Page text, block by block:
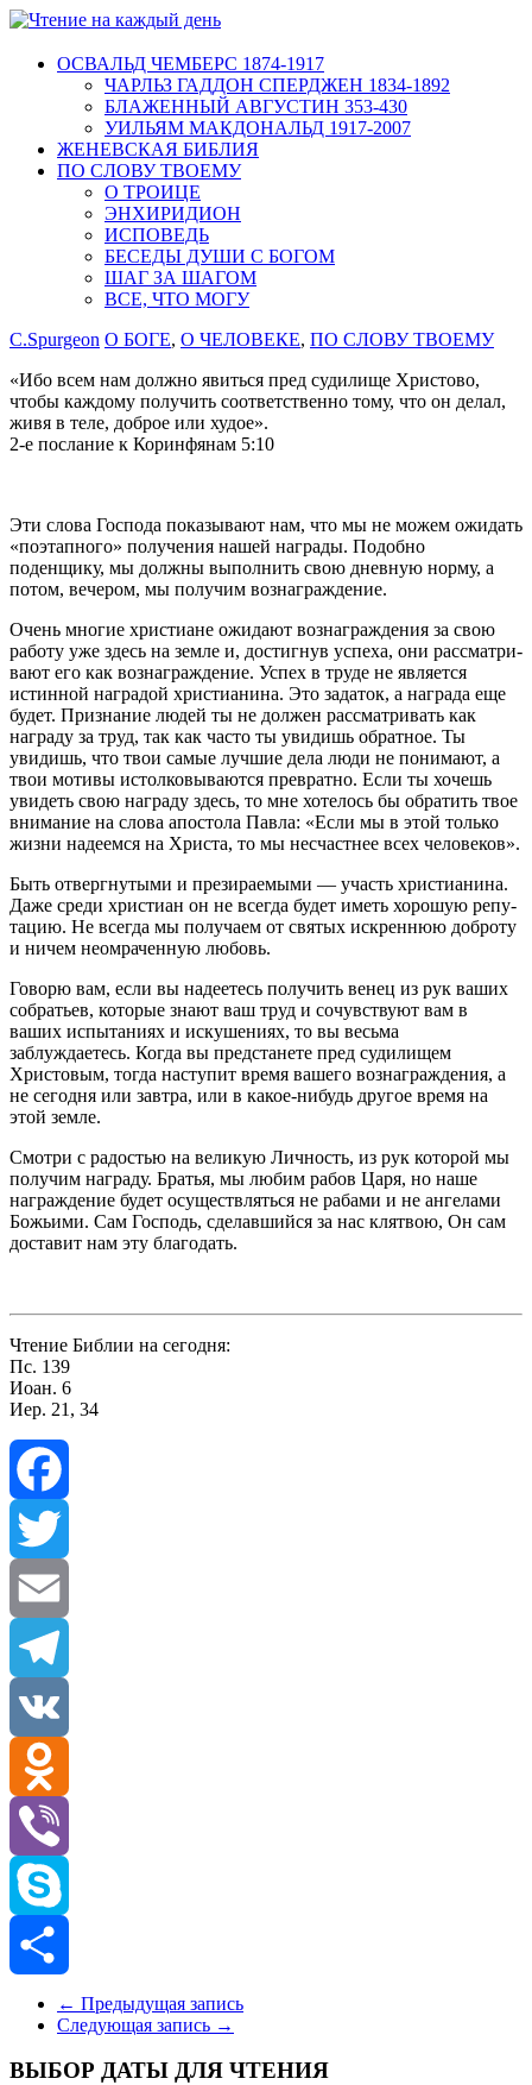
ОСВАЛЬД ЧЕМБЕРС 1874-1917
ЧАРЛЬЗ ГАДДОН СПЕРДЖЕН 1834-1892
БЛАЖЕННЫЙ АВГУСТИН 353-430
УИЛЬЯМ МАКДОНАЛЬД 1917-2007
ЖЕНЕВСКАЯ БИБЛИЯ
ПО СЛОВУ ТВОЕМУ
О ТРОИЦЕ
ЭНХИРИДИОН
ИСПОВЕДЬ
БЕСЕДЫ ДУШИ С БОГОМ
ШАГ ЗА ШАГОМ
ВСЕ, ЧТО МОГУ
C.Spurgeon О БОГЕ, О ЧЕЛОВЕКЕ, ПО СЛОВУ ТВОЕМУ
«Ибо всем нам должно явиться пред судилище Христово,
чтобы каждому получить соответственно тому, что он делал,
живя в теле, доброе или худое».
2-е послание к Коринфянам 5:10
Эти слова Господа показывают нам, что мы не можем ожидать
«поэтапного» получения нашей награды. Подобно
поденщику, мы должны выполнить свою дневную норму, а
потом, вечером, мы получим вознаграждение.
Очень многие христиане ожидают вознаграждения за свою
работу уже здесь на земле и, достигнув успеха, они рассматри­
вают его как вознаграждение. Успех в труде не является
истин­ной наградой христианина. Это задаток, а награда еще
будет. Признание людей ты не должен рассматривать как
награду за труд, так как часто ты увидишь обратное. Ты
увидишь, что твои самые лучшие дела люди не понимают, а
твои мотивы истолковываются превратно. Если ты хочешь
увидеть свою награду здесь, то мне хотелось бы обратить твое
внимание на слова апостола Павла: «Если мы в этой только
жизни надеемся на Христа, то мы несчастнее всех человеков».
Быть отвергнутыми и презираемыми — участь христианина.
Даже среди христиан он не всегда будет иметь хорошую репу­
тацию. Не всегда мы получаем от святых искреннюю доброту
и ничем неомраченную любовь.
Говорю вам, если вы надеетесь получить венец из рук ваших
собратьев, которые знают ваш труд и сочувствуют вам в
ваших испытаниях и искушениях, то вы весьма
заблуждаетесь. Когда вы предстанете пред судилищем
Христовым, тогда наступит время вашего вознаграждения, а
не сегодня или завтра, или в какое-нибудь другое время на
этой земле.
Смотри с радостью на великую Личность, из рук которой мы
получим награду. Братья, мы любим рабов Царя, но наше
награждение будет осуществляться не рабами и не ангелами
Божьими. Сам Господь, сделавшийся за нас клятвою, Он сам
доставит нам эту благодать.
Чтение Библии на сегодня:
Пс. 139
Иоан. 6
Иер. 21, 34
Facebook
Twitter
Email
Telegram
VK
Odnoklassniki
Viber
Skype
Отправить
← Предыдущая запись
Следующая запись →
ВЫБОР ДАТЫ ДЛЯ ЧТЕНИЯ